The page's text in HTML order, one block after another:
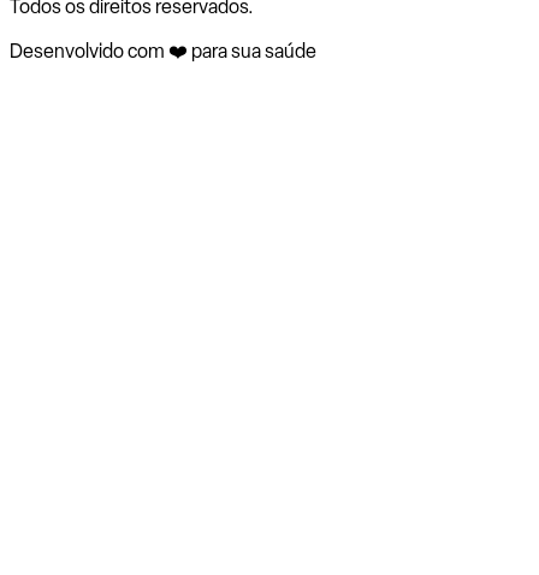
Todos os direitos reservados.
Desenvolvido com ❤️ para sua saúde